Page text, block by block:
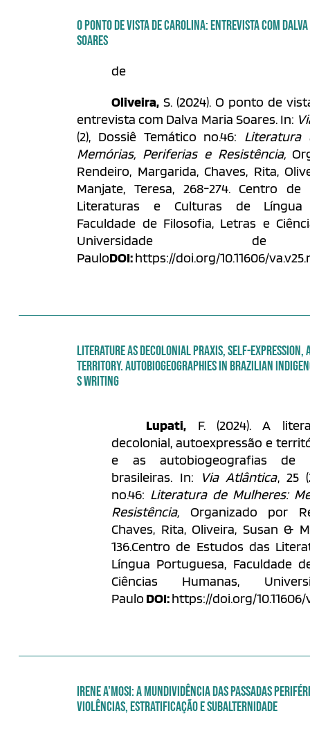
O PONTO DE VISTA DE CAROLINA: ENTREVISTA COM
SOARES
de
Oliveira, S. (2024). O ponto de
entrevista com Dalva Maria Soares. In:
(2), Dossiê Temático no.46: Literatura
Memórias, Periferias e Resistência,
Rendeiro, Margarida, Chaves, Rita,
Manjate, Teresa, 268-274. Centro de
Literaturas e Culturas de Língua
Faculdade de Filosofia, Letras e
Universidade
PauloDOI:https://doi.org/10.11606/
LITERATURE AS DECOLONIAL PRAXIS, SELF-EXPRESSION,
TERRITORY. AUTOBIOGEOGRAPHIES IN BRAZILIAN
S WRITING
Lupati, F. (2024). A
decolonial, autoexpressão e
e as autobiogeografias de
brasileiras. In: Via Atlântica, 25
no.46: Literatura de Mulheres:
Resistência, Organizado por
Chaves, Rita, Oliveira, Susan &
136.Centro de Estudos das
Língua Portuguesa, Faculdade
Ciências Humanas,
Paulo DOI:https://doi.org/10.11606/
IRENE A'MOSI: A MUNDIVIDÊNCIA DAS PASSADAS
VIOLÊNCIAS, ESTRATIFICAÇÃO E SUBALTERNIDADE